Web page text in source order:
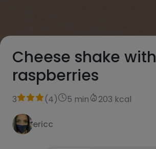
Cheese shake with
raspberries
3 (4) 5 min 203 kcal
ericc